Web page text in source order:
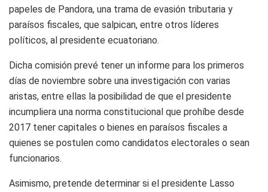
papeles de Pandora, una trama de evasión tributaria y
paraísos fiscales, que salpican, entre otros líderes
políticos, al presidente ecuatoriano.
Dicha comisión prevé tener un informe para los primeros
días de noviembre sobre una investigación con varias
aristas, entre ellas la posibilidad de que el presidente
incumpliera una norma constitucional que prohíbe desde
2017 tener capitales o bienes en paraísos fiscales a
quienes se postulen como candidatos electorales o sean
funcionarios.
Asimismo, pretende determinar si el presidente Lasso